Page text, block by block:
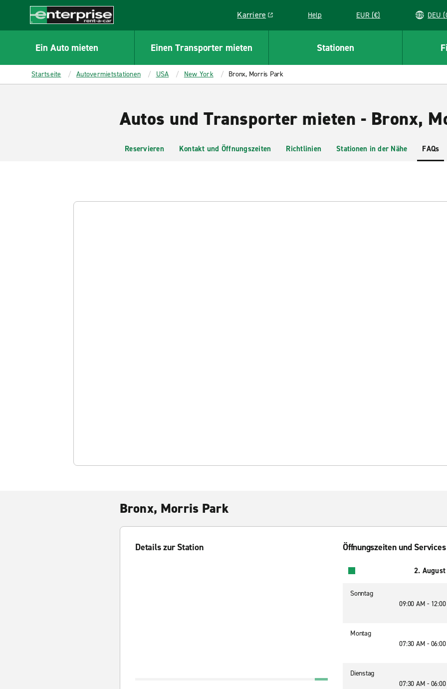
CONTENT
Enterprise
Karriere
Link opens in a new window
Help EUR (€)
Ein Auto mieten Einen Transporter mieten Stationen
Startseite Autovermietstationen USA New York Bronx, Morris Park
Autos und Transporter mieten - Bronx,
Reservieren Kontakt und Öffnungszeiten Richtlinien Stationen in der Nähe FAQs
Bronx, Morris Park
Details zur Station Öffnungszeiten und Services
2.
Sonntag
09:00 AM -
Montag
07:30 AM -
Dienstag
07:30 AM -